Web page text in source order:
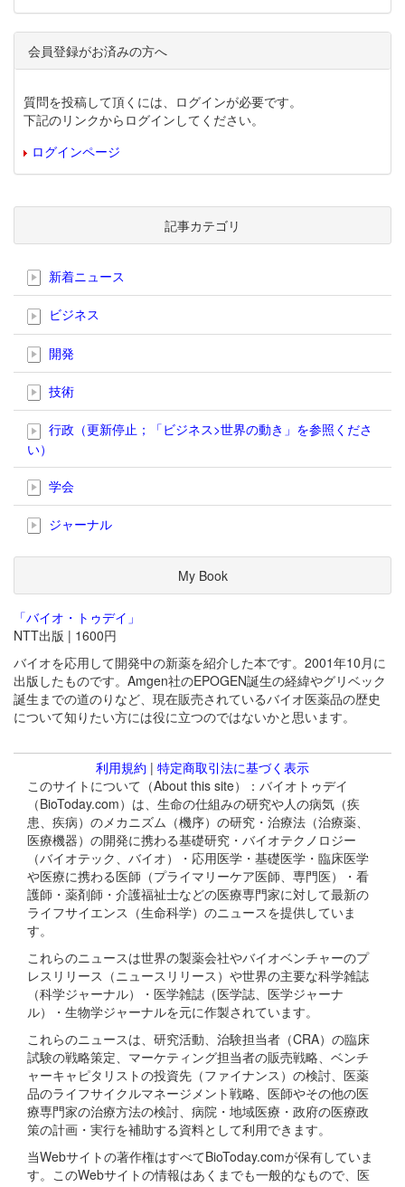
会員登録がお済みの方へ
質問を投稿して頂くには、ログインが必要です。
下記のリンクからログインしてください。
ログインページ
記事カテゴリ
新着ニュース
ビジネス
開発
技術
行政（更新停止；「ビジネス>世界の動き」を参照くださ
い）
学会
ジャーナル
My Book
「バイオ・トゥデイ」
NTT出版 | 1600円
バイオを応用して開発中の新薬を紹介した本です。2001年10月に
出版したものです。Amgen社のEPOGEN誕生の経緯やグリベック
誕生までの道のりなど、現在販売されているバイオ医薬品の歴史
について知りたい方には役に立つのではないかと思います。
利用規約 | 特定商取引法に基づく表示
このサイトについて（About this site）：バイオトゥデイ
（BioToday.com）は、生命の仕組みの研究や人の病気（疾
患、疾病）のメカニズム（機序）の研究・治療法（治療薬、
医療機器）の開発に携わる基礎研究・バイオテクノロジー
（バイオテック、バイオ）・応用医学・基礎医学・臨床医学
や医療に携わる医師（プライマリーケア医師、専門医）・看
護師・薬剤師・介護福祉士などの医療専門家に対して最新の
ライフサイエンス（生命科学）のニュースを提供していま
す。
これらのニュースは世界の製薬会社やバイオベンチャーのプ
レスリリース（ニュースリリース）や世界の主要な科学雑誌
（科学ジャーナル）・医学雑誌（医学誌、医学ジャーナ
ル）・生物学ジャーナルを元に作製されています。
これらのニュースは、研究活動、治験担当者（CRA）の臨床
試験の戦略策定、マーケティング担当者の販売戦略、ベンチ
ャーキャピタリストの投資先（ファイナンス）の検討、医薬
品のライフサイクルマネージメント戦略、医師やその他の医
療専門家の治療方法の検討、病院・地域医療・政府の医療政
策の計画・実行を補助する資料として利用できます。
当Webサイトの著作権はすべてBioToday.comが保有していま
す。このWebサイトの情報はあくまでも一般的なもので、医